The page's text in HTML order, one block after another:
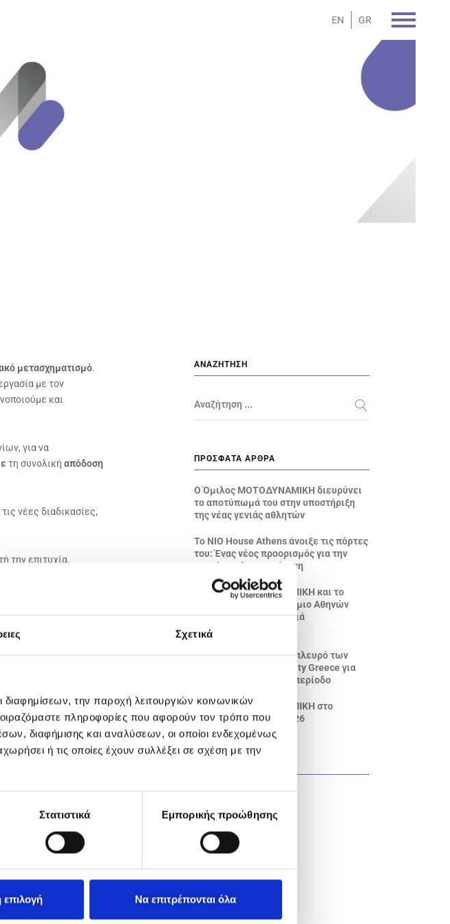
Σχετικά
την παροχή λειτουργιών κοινωνικών
πληροφορίες που αφορούν τον τρόπο που
διαφήμισης και αναλύσεων, οι οποίοι ενδεχομένως
ή τις οποίες έχουν συλλέξει σε σχέση με την
Στατιστικά Εμπορικής προώθησης
επιλογή Να επιτρέπονται όλα
EN GR
μετασχηματισμό.
με τον
και
για να
τη συνολική απόδοση
τις νέες διαδικασίες,
την επιτυχία.
δημιουργούν
ΑΝΑΖΉΤΗΣΗ
Αναζήτηση ...
ΠΡΌΣΦΑΤΑ ΆΡΘΡΑ
Ο Όμιλος ΜΟΤΟΔΥΝΑΜΙΚΗ διευρύνει
το αποτύπωμά του στην υποστήριξη
της νέας γενιάς αθλητών
Το NIO House Athens άνοιξε τις πόρτες
του: Ένας νέος προορισμός για την
premium ηλεκτροκίνηση
Ο Όμιλος ΜΟΤΟΔΥΝΑΜΙΚΗ και το
Οικονομικό Πανεπιστήμιο Αθηνών
επενδύουν στη νέα γενιά
επαγγελματιών
ΜΟΤΟΔΥΝΑΜΙΚΗ: Στο πλευρό των
εθελοντών της Humanity Greece για
ακόμη μια αντιπυρική περίοδο
Ο Όμιλος ΜΟΤΟΔΥΝΑΜΙΚΗ στο
Messinia Challenge 2026
Yamaha